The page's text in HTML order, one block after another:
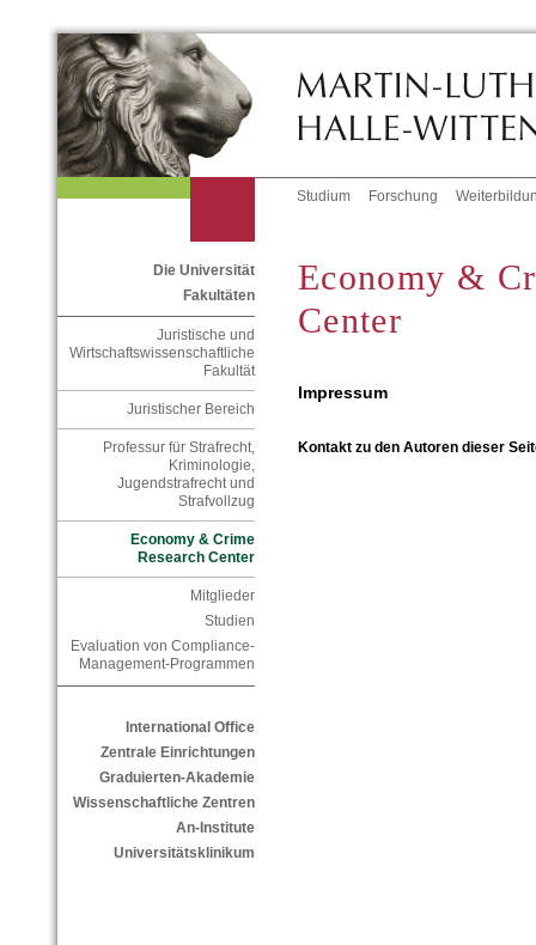
Studium Forschung
Die Universität
Fakultäten
Juristische und
Wirtschaftswissenschaftliche
Fakultät
Juristischer Bereich
Professur für Strafrecht,
Kriminologie,
Jugendstrafrecht und
Strafvollzug
Economy & Crime
Research Center
Mitglieder
Studien
Evaluation von Compliance-
Management-Programmen
International Office
Zentrale Einrichtungen
Graduierten-Akademie
Wissenschaftliche Zentren
An-Institute
Universitätsklinikum
Economy &
Center
Impressum
Kontakt zu den Autoren dieser